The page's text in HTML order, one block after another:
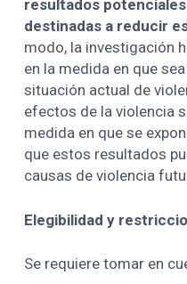
resultados
destinadas a reducir
modo, la investigación
en la medida en que
situación actual de
efectos de la violencia
medida en que se
que estos resultados
causas de violencia
Elegibilidad y
Se requiere tomar en